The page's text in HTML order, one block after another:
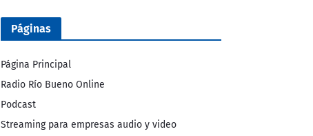
Páginas
Página Principal
Radio Río Bueno Online
Podcast
Streaming para empresas audio y video